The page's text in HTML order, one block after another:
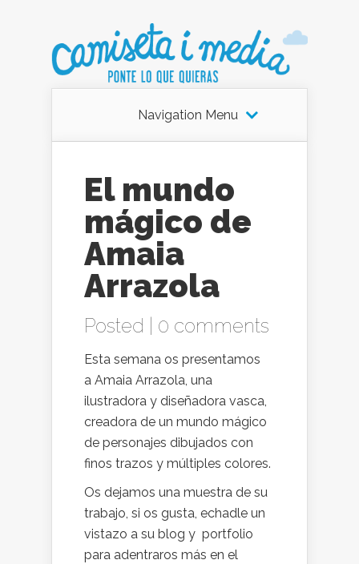
Navigation Menu
El mundo
mágico de
Amaia
Arrazola
Posted | 0 comments
Esta semana os presentamos
a Amaia Arrazola, una
ilustradora y diseñadora vasca,
creadora de un mundo mágico
de personajes dibujados con
finos trazos y múltiples colores.
Os dejamos una muestra de su
trabajo, si os gusta, echadle un
vistazo a su blog y portfolio
para adentraros más en el